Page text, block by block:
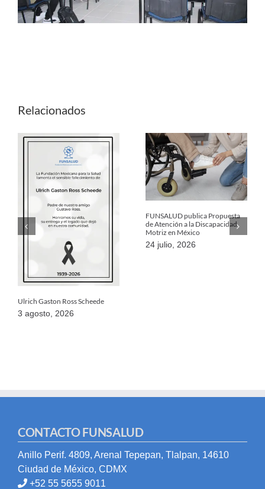
Relacionados
Ulrich Gaston Ross Scheede
3 agosto, 2026
FUNSALUD publica Propuesta
de Atención a la Discapacidad
Motriz en México
24 julio, 2026
CONTACTO FUNSALUD
Anillo Perif. 4809, Arenal Tepepan, Tlalpan, 14610
Ciudad de México, CDMX
+52 55 5655 9011